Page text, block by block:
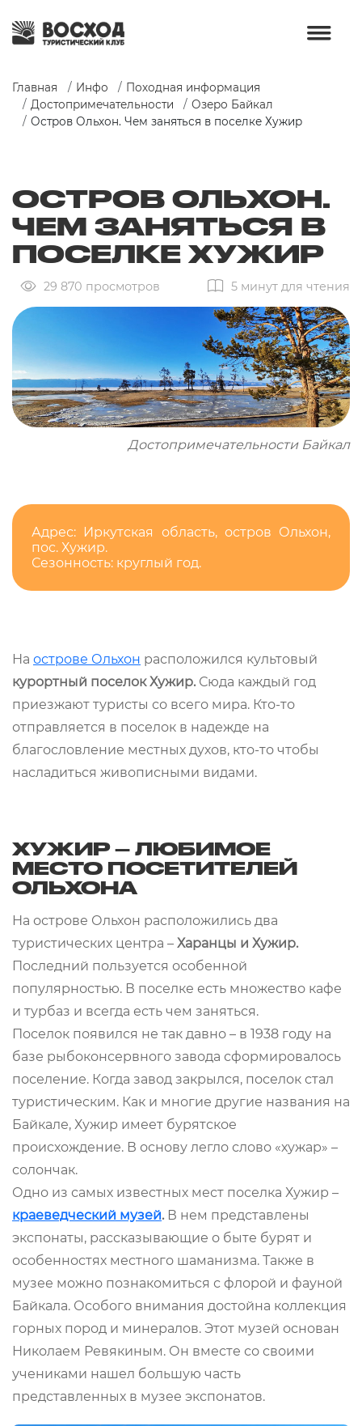
Главная Инфо
Походная информация
Достопримечательности
Озеро Байкал
Остров Ольхон. Чем заняться в поселке Хужир
ОСТРОВ ОЛЬХОН.
ЧЕМ ЗАНЯТЬСЯ В
ПОСЕЛКЕ ХУЖИР
29 870 просмотров 5 минут для чтения
Достопримечательности Байкал
Адрес: Иркутская область, остров Ольхон,
пос. Хужир.
Сезонность: круглый год.
На острове Ольхон расположился культовый
курортный поселок Хужир. Сюда каждый год
приезжают туристы со всего мира. Кто-то
отправляется в поселок в надежде на
благословление местных духов, кто-то чтобы
насладиться живописными видами.
ХУЖИР – ЛЮБИМОЕ
МЕСТО ПОСЕТИТЕЛЕЙ
ОЛЬХОНА
На острове Ольхон расположились два
туристических центра – Харанцы и Хужир.
Последний пользуется особенной
популярностью. В поселке есть множество кафе
и турбаз и всегда есть чем заняться.
Поселок появился не так давно – в 1938 году на
базе рыбоконсервного завода сформировалось
поселение. Когда завод закрылся, поселок стал
туристическим. Как и многие другие названия на
Байкале, Хужир имеет бурятское
происхождение. В основу легло слово «хужар» –
солончак.
Одно из самых известных мест поселка Хужир –
краеведческий музей. В нем представлены
экспонаты, рассказывающие о быте бурят и
особенностях местного шаманизма. Также в
музее можно познакомиться с флорой и фауной
Байкала. Особого внимания достойна коллекция
горных пород и минералов. Этот музей основан
Николаем Ревякиным. Он вместе со своими
учениками нашел большую часть
представленных в музее экспонатов.